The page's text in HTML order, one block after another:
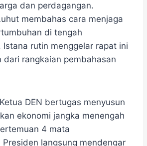
dan perdagangan.
membahas cara menjaga
di tengah
rutin menggelar rapat ini
dari rangkaian pembahasan
DEN bertugas menyusun
ekonomi jangka menengah
4 mata
Presiden langsung mendengar